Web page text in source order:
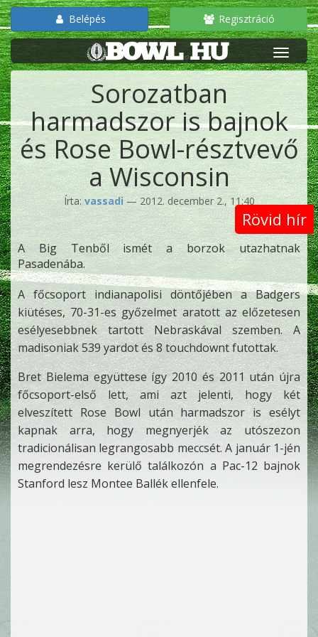
Belépés Regisztráció
Sorozatban
harmadszor is bajnok
és Rose Bowl-résztvevő
a Wisconsin
Írta:vassadi— 2012. december 2., 11:40
Rövid hír
A Big Tenből ismét a borzok utazhatnak
Pasadenába.
A főcsoport indianapolisi döntőjében a Badgers
kiütéses, 70-31-es győzelmet aratott az előzetesen
esélyesebbnek tartott Nebraskával szemben. A
madisoniak 539 yardot és 8 touchdownt futottak.
Bret Bielema együttese így 2010 és 2011 után újra
főcsoport-első lett, ami azt jelenti, hogy két
elveszített Rose Bowl után harmadszor is esélyt
kapnak arra, hogy megnyerjék az utószezon
tradicionálisan legrangosabb meccsét. A január 1-jén
megrendezésre kerülő találkozón a Pac-12 bajnok
Stanford lesz Montee Ballék ellenfele.